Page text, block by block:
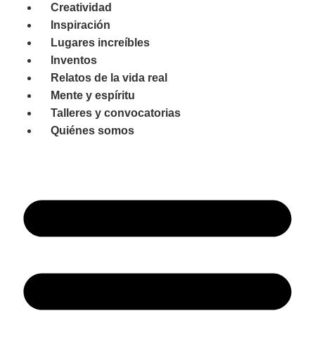
Creatividad
Inspiración
Lugares increíbles
Inventos
Relatos de la vida real
Mente y espíritu
Talleres y convocatorias
Quiénes somos